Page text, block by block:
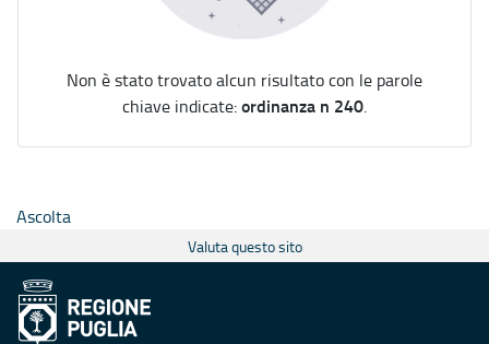
Non è stato trovato alcun risultato con le parole
chiave indicate:ordinanza n 240.
Ascolta
Valuta questo sito